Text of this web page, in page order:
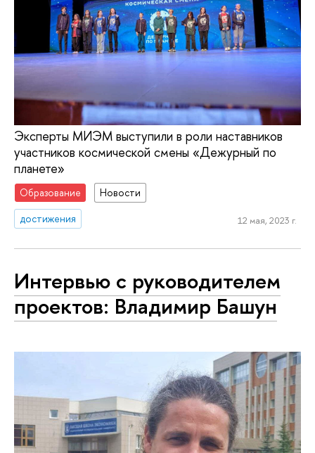
Эксперты МИЭМ выступили в роли наставников
участников космической смены «Дежурный по
планете»
Образование
Новости
достижения
12 мая, 2023 г.
Интервью с руководителем
проектов: Владимир Башун